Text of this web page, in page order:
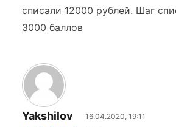
списали 12000 рублей. Шаг
3000 баллов
Yakshilov 16.04.2020, 19:11